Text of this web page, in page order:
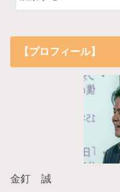
【プロフィール】
金釘 誠